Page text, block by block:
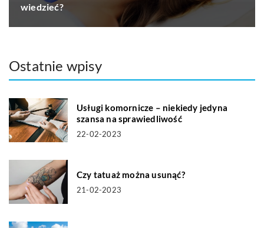
wiedzieć?
Ostatnie wpisy
Usługi komornicze – niekiedy jedyna
szansa na sprawiedliwość
22-02-2023
Czy tatuaż można usunąć?
21-02-2023